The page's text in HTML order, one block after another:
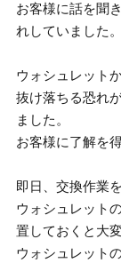
お客様に話を聞
れしていました。
ウォシュレット
抜け落ちる恐れ
ました。
お客様に了解を
即日、交換作業
ウォシュレット
置しておくと大
ウォシュレット